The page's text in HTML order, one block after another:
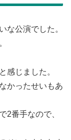
な公演でした。
感じました。
かったせいもあ
2番手なので、